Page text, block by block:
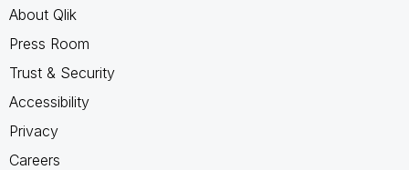
About Qlik
Press Room
Trust & Security
Accessibility
Privacy
Careers